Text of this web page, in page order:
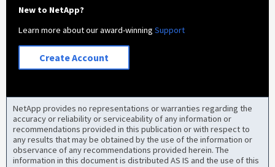
New to NetApp?
Learn more about our award-winningSupport
Create Account
NetApp provides no representations or warranties regarding the
accuracy or reliability or serviceability of any information or
recommendations provided in this publication or with respect to
any results that may be obtained by the use of the information or
observance of any recommendations provided herein. The
information in this document is distributed AS IS and the use of this